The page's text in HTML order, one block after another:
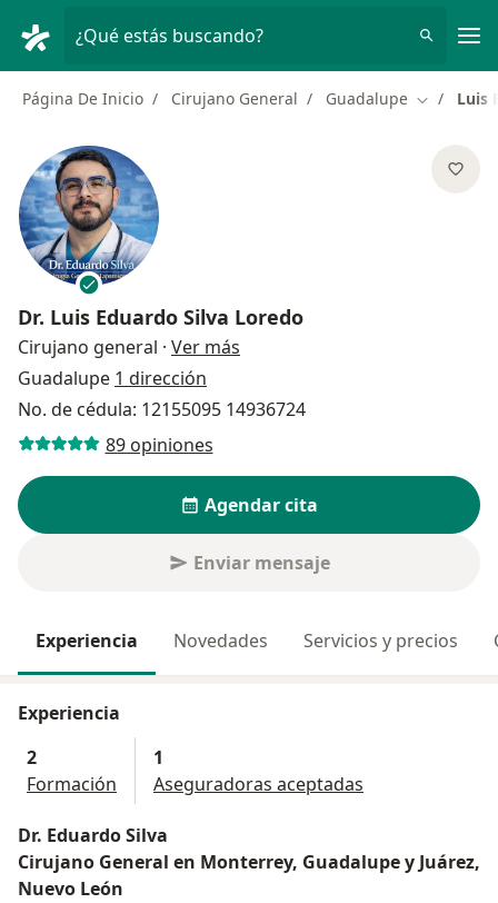
¿Qué estás buscando?
Página De Inicio Cirujano General Guadalupe Cambiar
Luis
Dr. Luis Eduardo Silva Loredo
Cirujano general · Ver más
Guadalupe 1 dirección
No. de cédula: 12155095 14936724
89 opiniones
Agendar cita
Enviar mensaje
Experiencia Novedades Servicios y precios
Experiencia
2
Formación
1
Aseguradoras aceptadas
Dr. Eduardo Silva
Cirujano General en Monterrey, Guadalupe y Juárez,
Nuevo León